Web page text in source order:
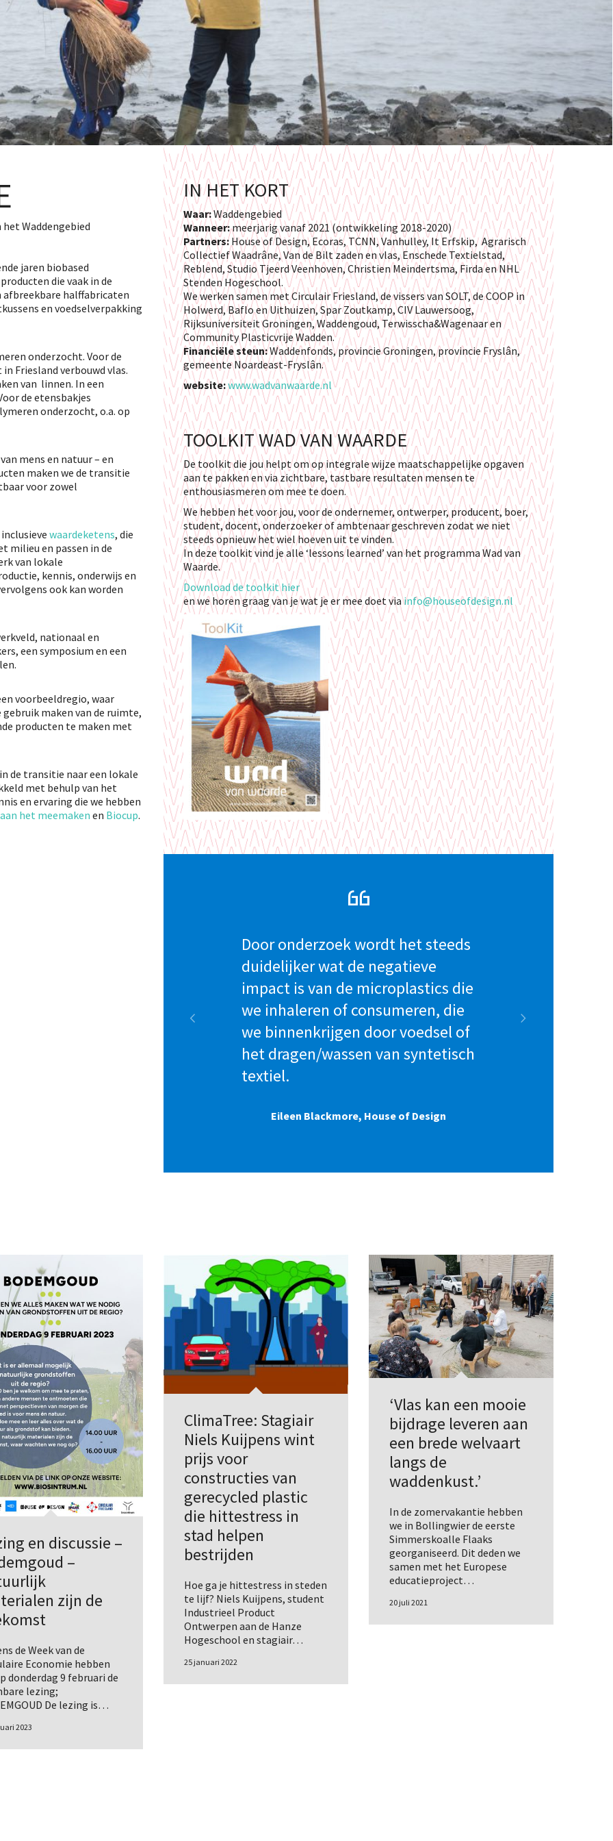
Waddengebied
jaren biobased
die vaak in de
afbreekbare halffabricaten
en voedselverpakking
onderzocht. Voor de
Friesland verbouwd vlas.
van linnen. In een
de etensbakjes
onderzocht, o.a. op
mens en natuur – en
maken we de transitie
voor zowel
waardeketens, die
milieu en passen in de
van lokale
kennis, onderwijs en
ook kan worden
nationaal en
een symposium en een
voorbeeldregio, waar
maken van de ruimte,
producten te maken met
de transitie naar een lokale
met behulp van het
en ervaring die we hebben
het meemaken en Biocup.
IN HET KORT
Waar:Waddengebied
Wanneer:meerjarig vanaf 2021 (ontwikkeling 2018-2020)
Partners: House of Design, Ecoras, TCNN, Vanhulley, It Erfskip, Agrarisch
Collectief Waadrâne, Van de Bilt zaden en vlas, Enschede Textielstad,
Reblend, Studio Tjeerd Veenhoven, Christien Meindertsma, Firda en NHL
Stenden Hogeschool.
We werken samen met Circulair Friesland, de vissers van SOLT, de COOP in
Holwerd, Baflo en Uithuizen, Spar Zoutkamp, CIV Lauwersoog,
Rijksuniversiteit Groningen, Waddengoud, Terwisscha&Wagenaar en
Community Plasticvrije Wadden.
Financiële steun:Waddenfonds, provincie Groningen, provincie Fryslân,
gemeente Noardeast-Fryslân.
website:www.wadvanwaarde.nl
TOOLKIT WAD VAN WAARDE
De toolkit die jou helpt om op integrale wijze maatschappelijke opgaven
aan te pakken en via zichtbare, tastbare resultaten mensen te
enthousiasmeren om mee te doen.
We hebben het voor jou, voor de ondernemer, ontwerper, producent, boer,
student, docent, onderzoeker of ambtenaar geschreven zodat we niet
steeds opnieuw het wiel hoeven uit te vinden.
In deze toolkit vind je alle ‘lessons learned’ van het programma Wad van
Waarde.
Download de toolkit hier
en we horen graag van je wat je er mee doet viainfo@houseofdesign.nl
Door onderzoek wordt het steeds
duidelijker wat de negatieve
impact is van de microplastics die
we inhaleren of consumeren, die
we binnenkrijgen door voedsel of
het dragen/wassen van syntetisch
textiel.
Eileen Blackmore, House of Design
en discussie –
–
zijn de
de Week van de
Economie hebben
donderdag 9 februari de
lezing;
De lezing is…
2023
ClimaTree: Stagiair
Niels Kuijpens wint
prijs voor
constructies van
gerecycled plastic
die hittestress in
stad helpen
bestrijden
Hoe ga je hittestress in steden
te lijf? Niels Kuijpens, student
Industrieel Product
Ontwerpen aan de Hanze
Hogeschool en stagiair…
25 januari 2022
‘Vlas kan een mooie
bijdrage leveren aan
een brede welvaart
langs de
waddenkust.’
In de zomervakantie hebben
we in Bollingwier de eerste
Simmerskoalle Flaaks
georganiseerd. Dit deden we
samen met het Europese
educatieproject…
20 juli 2021